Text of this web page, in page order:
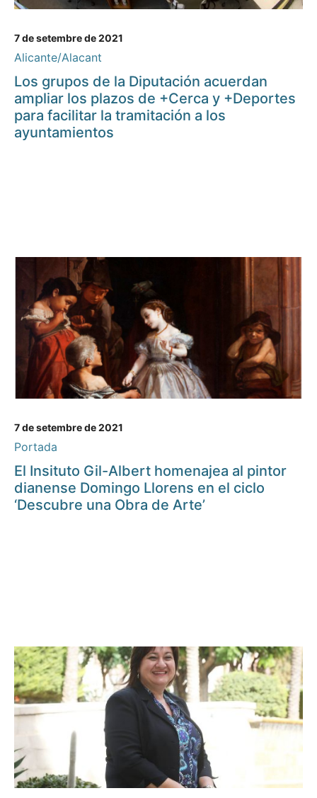
7 de setembre de 2021
Alicante/Alacant
Los grupos de la Diputación acuerdan
ampliar los plazos de +Cerca y +Deportes
para facilitar la tramitación a los
ayuntamientos
7 de setembre de 2021
Portada
El Insituto Gil-Albert homenajea al pintor
dianense Domingo Llorens en el ciclo
‘Descubre una Obra de Arte’